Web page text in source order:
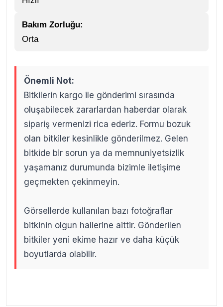
Bakım Zorluğu:
Orta
Önemli Not:
Bitkilerin kargo ile gönderimi sırasında
oluşabilecek zararlardan haberdar olarak
sipariş vermenizi rica ederiz. Formu bozuk
olan bitkiler kesinlikle gönderilmez. Gelen
bitkide bir sorun ya da memnuniyetsizlik
yaşamanız durumunda bizimle iletişime
geçmekten çekinmeyin.
Görsellerde kullanılan bazı fotoğraflar
bitkinin olgun hallerine aittir. Gönderilen
bitkiler yeni ekime hazır ve daha küçük
boyutlarda olabilir.